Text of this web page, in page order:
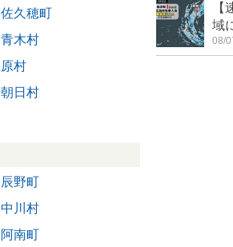
佐久穂町
青木村
原村
朝日村
辰野町
中川村
阿南町
域
08/